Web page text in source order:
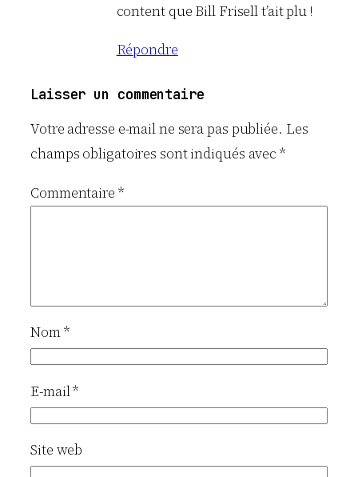
content que Bill Frisell t’ait plu !
Répondre
Laisser un commentaire
Votre adresse e-mail ne sera pas publiée. Les
champs obligatoires sont indiqués avec*
Commentaire *
Nom*
E-mail*
Site web